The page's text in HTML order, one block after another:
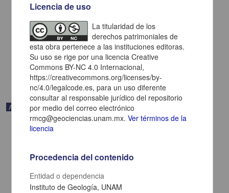
Volumen 13: una toma de conciencia
León Portilla, Miguel - Instituto de Investigaciones Históricas, UNAM
2022-10-27
Artes y Humanidades
Artículo
Licencia de uso
La titularidad de los
derechos patrimoniales de
esta obra pertenece a las instituciones editoras.
Su uso se rige por una licencia Creative
Commons BY-NC 4.0 Internacional,
https://creativecommons.org/licenses/by-
nc/4.0/legalcode.es, para un uso diferente
consultar al responsable jurídico del repositorio
por medio del correo electrónico
rmcg@geociencias.unam.mx.Ver términos de la
licencia
Procedencia del contenido
Entidad o dependencia
Instituto de Geología, UNAM